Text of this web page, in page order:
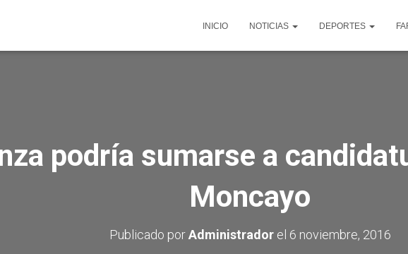
INICIO NOTICIAS DEPORTES
podría sumarse a
Moncayo
Publicado porAdministradorel 6 noviembre, 2016